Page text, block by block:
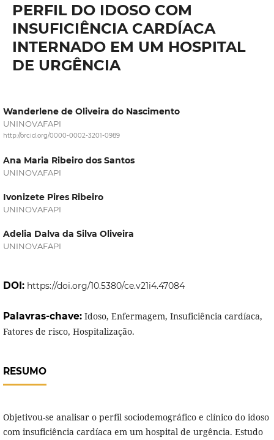
PERFIL DO IDOSO COM
INSUFICIÊNCIA CARDÍACA
INTERNADO EM UM HOSPITAL
DE URGÊNCIA
Wanderlene de Oliveira do Nascimento
UNINOVAFAPI
http://orcid.org/0000-0002-3201-0989
Ana Maria Ribeiro dos Santos
UNINOVAFAPI
Ivonizete Pires Ribeiro
UNINOVAFAPI
Adelia Dalva da Silva Oliveira
UNINOVAFAPI
DOI: https://doi.org/10.5380/ce.v21i4.47084
Palavras-chave: Idoso, Enfermagem, Insuficiência cardíaca,
Fatores de risco, Hospitalização.
RESUMO
Objetivou-se analisar o perfil sociodemográfico e clínico do idoso
com insuficiência cardíaca em um hospital de urgência. Estudo